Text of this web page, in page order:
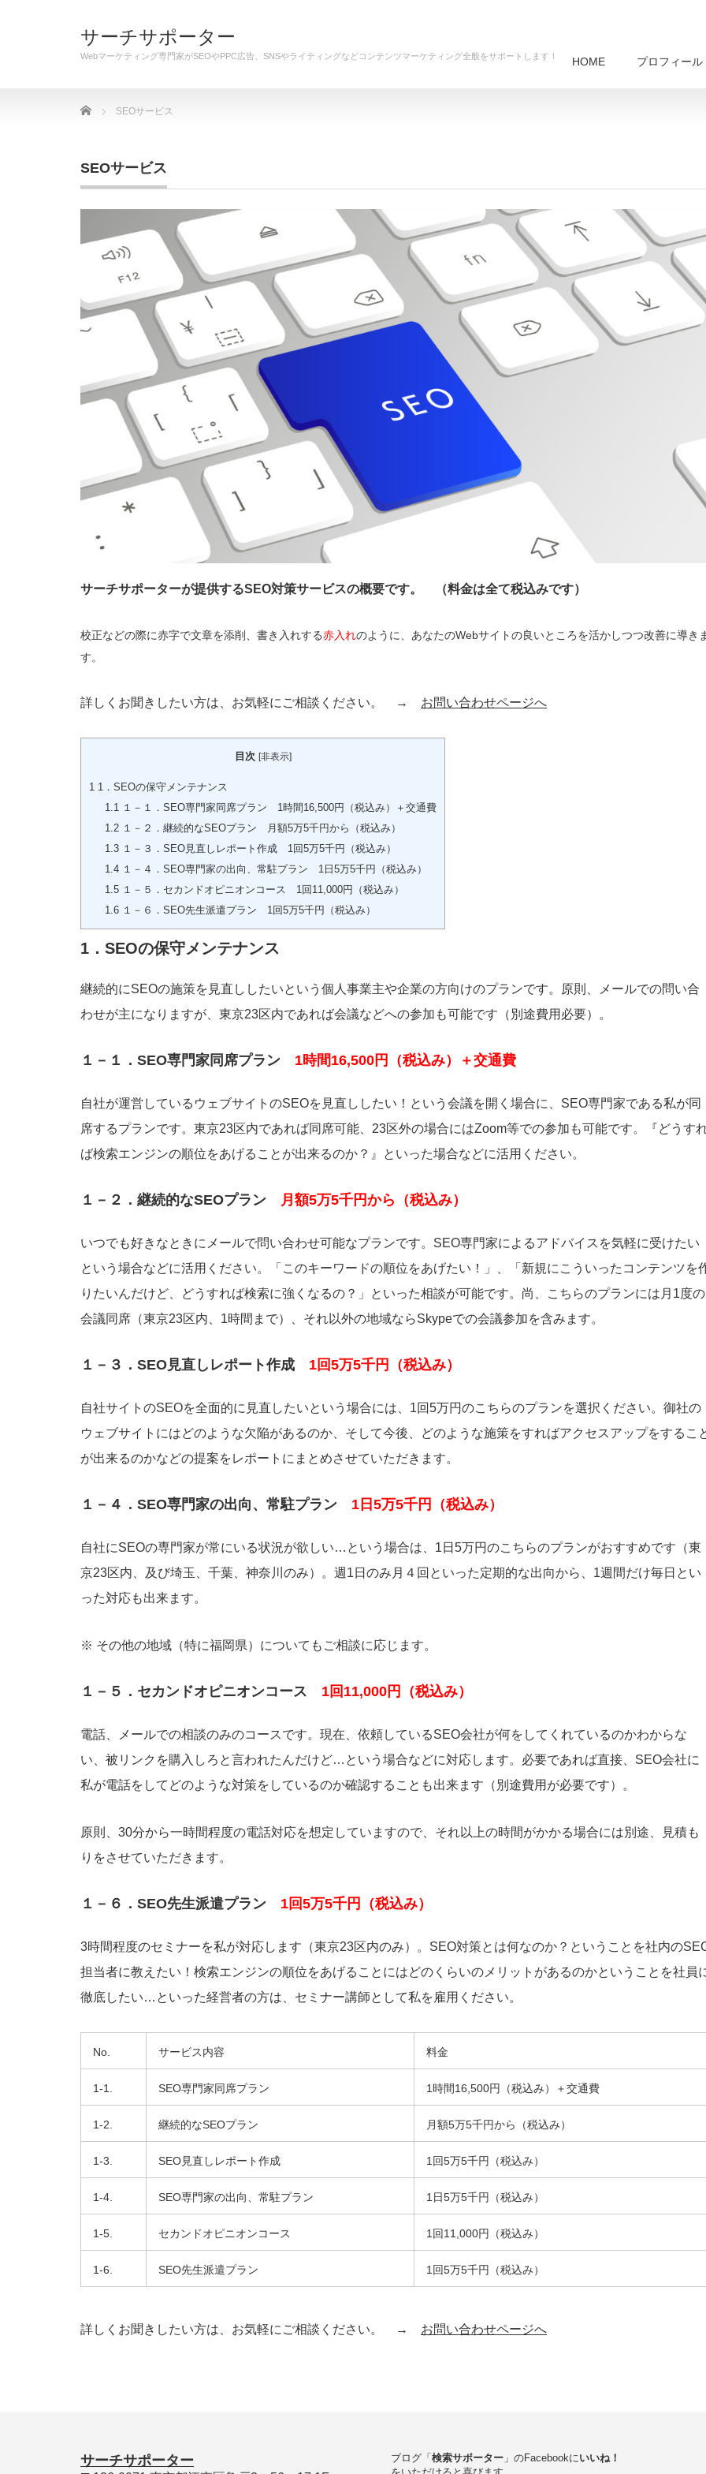
サーチサポーター
Webマーケティング専門家がSEOやPPC広告、SNSやライティングなどコンテンツマーケティング全般をサポートします！ HOME プロフィール
Home SEOサービス
SEOサービス
サーチサポーターが提供するSEO対策サービスの概要です。 （料金は全て税込みです）
校正などの際に赤字で文章を添削、書き入れする赤入れのように、あなたのWebサイトの良いところを活かしつつ改善に導き
す。
詳しくお聞きしたい方は、お気軽にご相談ください。 → お問い合わせページへ
目次 [非表示]
1 1．SEOの保守メンテナンス
1.1１－１．SEO専門家同席プラン 1時間16,500円（税込み）＋交通費
1.2１－２．継続的なSEOプラン 月額5万5千円から（税込み）
1.3１－３．SEO見直しレポート作成 1回5万5千円（税込み）
1.4１－４．SEO専門家の出向、常駐プラン 1日5万5千円（税込み）
1.5１－５．セカンドオピニオンコース 1回11,000円（税込み）
1.6１－６．SEO先生派遣プラン 1回5万5千円（税込み）
1．SEOの保守メンテナンス
継続的にSEOの施策を見直ししたいという個人事業主や企業の方向けのプランです。原則、メールでの問い合
わせが主になりますが、東京23区内であれば会議などへの参加も可能です（別途費用必要）。
１－１．SEO専門家同席プラン 1時間16,500円（税込み）＋交通費
自社が運営しているウェブサイトのSEOを見直ししたい！という会議を開く場合に、SEO専門家である私が同
席するプランです。東京23区内であれば同席可能、23区外の場合にはZoom等での参加も可能です。『どうす
ば検索エンジンの順位をあげることが出来るのか？』といった場合などに活用ください。
１－２．継続的なSEOプラン 月額5万5千円から（税込み）
いつでも好きなときにメールで問い合わせ可能なプランです。SEO専門家によるアドバイスを気軽に受けたい
という場合などに活用ください。「このキーワードの順位をあげたい！」、「新規にこういったコンテンツを
りたいんだけど、どうすれば検索に強くなるの？」といった相談が可能です。尚、こちらのプランには月1度の
会議同席（東京23区内、1時間まで）、それ以外の地域ならSkypeでの会議参加を含みます。
１－３．SEO見直しレポート作成 1回5万5千円（税込み）
自社サイトのSEOを全面的に見直したいという場合には、1回5万円のこちらのプランを選択ください。御社の
ウェブサイトにはどのような欠陥があるのか、そして今後、どのような施策をすればアクセスアップをするこ
が出来るのかなどの提案をレポートにまとめさせていただきます。
１－４．SEO専門家の出向、常駐プラン 1日5万5千円（税込み）
自社にSEOの専門家が常にいる状況が欲しい…という場合は、1日5万円のこちらのプランがおすすめです（東
京23区内、及び埼玉、千葉、神奈川のみ）。週1日のみ月４回といった定期的な出向から、1週間だけ毎日とい
った対応も出来ます。
※ その他の地域（特に福岡県）についてもご相談に応じます。
１－５．セカンドオピニオンコース 1回11,000円（税込み）
電話、メールでの相談のみのコースです。現在、依頼しているSEO会社が何をしてくれているのかわからな
い、被リンクを購入しろと言われたんだけど…という場合などに対応します。必要であれば直接、SEO会社に
私が電話をしてどのような対策をしているのか確認することも出来ます（別途費用が必要です）。
原則、30分から一時間程度の電話対応を想定していますので、それ以上の時間がかかる場合には別途、見積も
りをさせていただきます。
１－６．SEO先生派遣プラン 1回5万5千円（税込み）
3時間程度のセミナーを私が対応します（東京23区内のみ）。SEO対策とは何なのか？ということを社内の
担当者に教えたい！検索エンジンの順位をあげることにはどのくらいのメリットがあるのかということを社員
徹底したい…といった経営者の方は、セミナー講師として私を雇用ください。
No. サービス内容 料金
1-1. SEO専門家同席プラン 1時間16,500円（税込み）＋交通費
1-2. 継続的なSEOプラン 月額5万5千円から（税込み）
1-3. SEO見直しレポート作成 1回5万5千円（税込み）
1-4. SEO専門家の出向、常駐プラン 1日5万5千円（税込み）
1-5. セカンドオピニオンコース 1回11,000円（税込み）
1-6. SEO先生派遣プラン 1回5万5千円（税込み）
詳しくお聞きしたい方は、お気軽にご相談ください。 → お問い合わせページへ
サーチサポーター ブログ「 検索サポーター 」のFacebookにいいね！